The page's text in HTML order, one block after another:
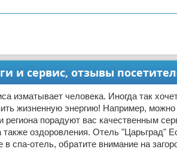
и сервис, отзывы
изматывает человека. Иногда так
жизненную энергию! Например,
региона порадуют вас качественным
также оздоровления. Отель "Царьград"
спа-отель, обратите внимание на